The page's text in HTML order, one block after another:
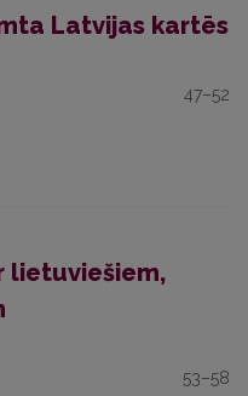
Latvijas kartēs
47–52
lietuviešiem,
53–58